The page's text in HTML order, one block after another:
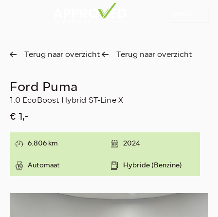
Terug naar overzicht Terug naar overzicht
Ford Puma
1.0 EcoBoost Hybrid ST-Line X
€ 1,-
6.806 km 2024
Automaat Hybride (Benzine)